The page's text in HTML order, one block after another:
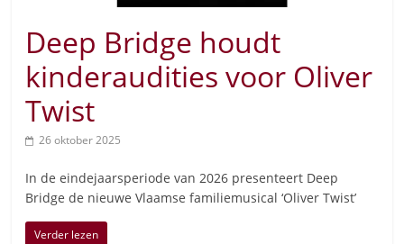
Deep Bridge houdt
kinderaudities voor Oliver
Twist
26 oktober 2025
In de eindejaarsperiode van 2026 presenteert Deep
Bridge de nieuwe Vlaamse familiemusical ‘Oliver Twist’
Verder lezen